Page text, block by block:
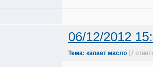
06/12/2012
Тема: капает масло (7